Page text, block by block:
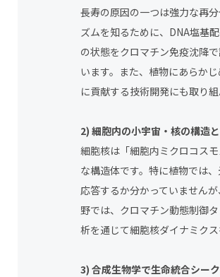
長寿の原因の一つは強力な再
ズムを知るために、DNA塩基
の状態をクロマチン免疫沈降
います。また、植物にあらか
に貢献する技術開発にも取り組
2) 細胞内の小宇宙・核の構造
細胞核は「細胞内ミクロコス
な構造体です。特に植物では
応答するか分かっていません
野では、クロマチン動態制御
析を通じて細胞核ダイナミクス
3) 合成生物学で生命統合シー